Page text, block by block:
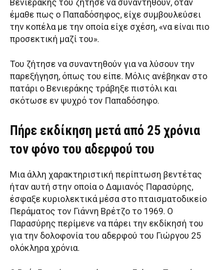
Βενιεράκης του ζήτησε να συναντηθούν, όταν
έμαθε πως ο Παπαδόσηφος, είχε συμβουλεύσει
την κοπέλα με την οποία είχε σχέση, «να είναι πιο
προσεκτική μαζί του».
Του ζήτησε να συναντηθούν για να λύσουν την
παρεξήγηση, όπως του είπε. Μόλις ανέβηκαν στο
πατάρι ο Βενιεράκης τράβηξε πιστόλι και
σκότωσε εν ψυχρό τον Παπαδόσηφο.
Πήρε εκδίκηση μετά από 25 χρόνια
τον φόνο του αδερφού του
Μια άλλη χαρακτηριστική περίπτωση βεντέτας
ήταν αυτή στην οποία ο Δαμιανός Παρασύρης,
έσφαξε κυριολεκτικά μέσα στο πταισματοδικείο
Περάματος τον Γιάννη Βρέτζο το 1969. Ο
Παρασύρης περίμενε να πάρει την εκδίκησή του
για την δολοφονία του αδερφού του Γιώργου 25
ολόκληρα χρόνια.